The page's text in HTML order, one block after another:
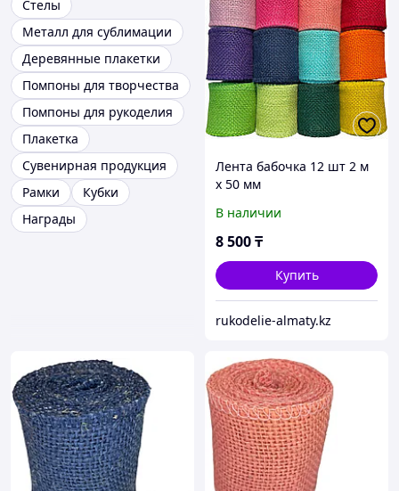
Стелы
Металл для сублимации
Деревянные плакетки
Помпоны для творчества
Помпоны для рукоделия
Плакетка
Сувенирная продукция
Рамки
Кубки
Награды
Лента бабочка 12 шт 2 м
х 50 мм
В наличии
8 500₸
Купить
rukodelie-almaty.kz